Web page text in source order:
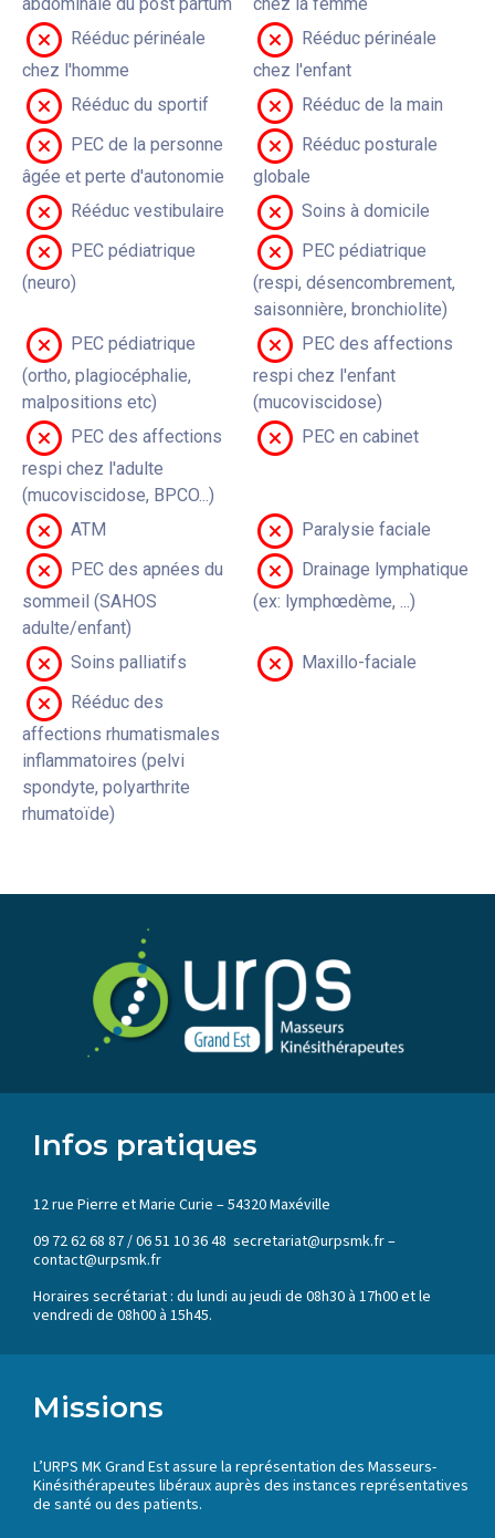
Rééduc périnéale
chez l'homme
Rééduc périnéale
chez l'enfant
Rééduc du sportif
Rééduc de la main
PEC de la personne
âgée et perte d'autonomie
Rééduc posturale
globale
Rééduc vestibulaire
Soins à domicile
PEC pédiatrique
(neuro)
PEC pédiatrique
(respi, désencombrement,
saisonnière, bronchiolite)
PEC pédiatrique
(ortho, plagiocéphalie,
malpositions etc)
PEC des affections
respi chez l'enfant
(mucoviscidose)
PEC des affections
respi chez l'adulte
(mucoviscidose, BPCO...)
PEC en cabinet
ATM
Paralysie faciale
PEC des apnées du
sommeil (SAHOS
adulte/enfant)
Drainage lymphatique
(ex: lymphœdème, ...)
Soins palliatifs
Maxillo-faciale
Rééduc des
affections rhumatismales
inflammatoires (pelvi
spondyte, polyarthrite
rhumatoïde)
Infos pratiques
12 rue Pierre et Marie Curie – 54320 Maxéville
09 72 62 68 87 / 06 51 10 36 48 secretariat@urpsmk.fr –
contact@urpsmk.fr
Horaires secrétariat : du lundi au jeudi de 08h30 à 17h00 et le
vendredi de 08h00 à 15h45.
Missions
L’URPS MK Grand Est assure la représentation des Masseurs-
Kinésithérapeutes libéraux auprès des instances représentatives
de santé ou des patients.